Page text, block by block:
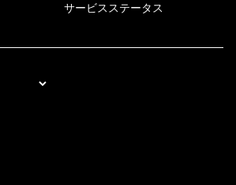
サービスステータス